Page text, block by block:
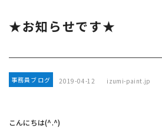
★お知らせです★
事務員ブログ 2019-04-12 izumi-paint.jp
こんにちは(^.^)